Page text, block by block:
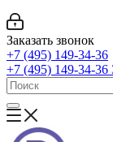
Заказать звонок
+7 (495) 149-34-36
+7 (495) 149-34-36